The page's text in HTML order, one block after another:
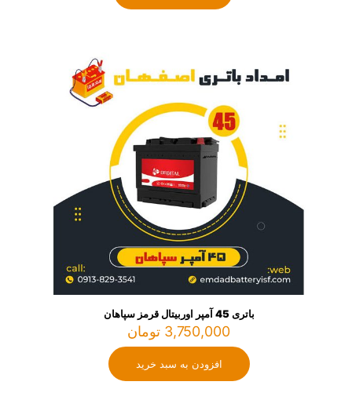
باتری 45 آمپر اوربیتال قرمز سپاهان
3,750,000 تومان
افزودن به سبد خرید